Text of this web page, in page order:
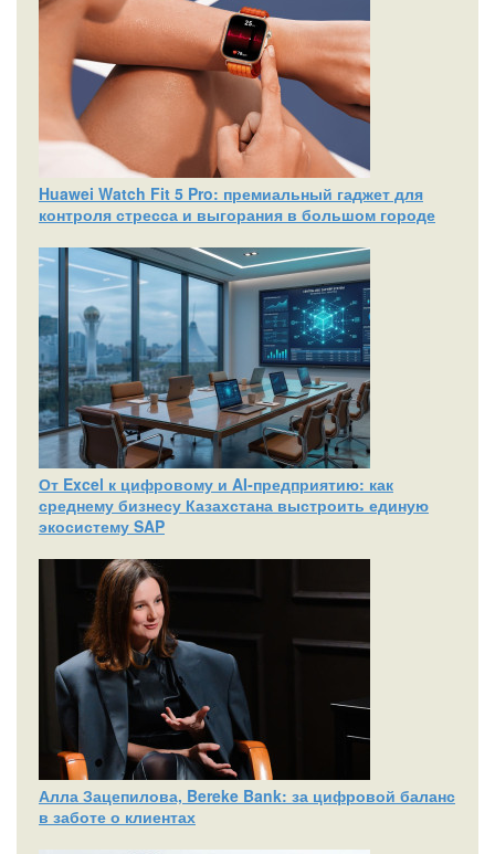
Huawei Watch Fit 5 Pro: премиальный гаджет для
контроля стресса и выгорания в большом городе
От Excel к цифровому и AI‑предприятию: как
среднему бизнесу Казахстана выстроить единую
экосистему SAP
Алла Зацепилова, Bereke Bank: за цифровой баланс
в заботе о клиентах